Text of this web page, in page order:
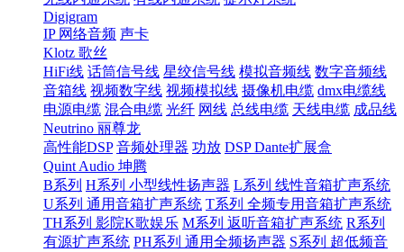
Digigram
IP 网络音频 声卡
Klotz 歌丝
HiFi线 话筒信号线 星绞信号线 模拟音频线 数字音频线
音箱线 视频数字线 视频模拟线 摄像机电缆 dmx电缆线
电源电缆 混合电缆 光纤 网线 总线电缆 天线电缆 成品线
Neutrino 丽尊龙
高性能DSP 音频处理器 功放 DSP Dante扩展盒
Quint Audio 坤腾
B系列 H系列 小型线性扬声器 L系列 线性音箱扩声系统
U系列 通用音箱扩声系统 T系列 全频专用音箱扩声系统
TH系列 影院K歌娱乐 M系列 返听音箱扩声系统 R系列
有源扩声系统 PH系列 通用全频扬声器 S系列 超低频音